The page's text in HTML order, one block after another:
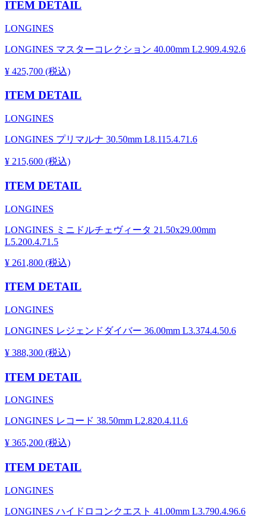
ITEM DETAIL
LONGINES
LONGINES マスターコレクション 40.00mm L2.909.4.92.6
¥ 425,700 (税込)
ITEM DETAIL
LONGINES
LONGINES プリマルナ 30.50mm L8.115.4.71.6
¥ 215,600 (税込)
ITEM DETAIL
LONGINES
LONGINES ミニドルチェヴィータ 21.50x29.00mm
L5.200.4.71.5
¥ 261,800 (税込)
ITEM DETAIL
LONGINES
LONGINES レジェンドダイバー 36.00mm L3.374.4.50.6
¥ 388,300 (税込)
ITEM DETAIL
LONGINES
LONGINES レコード 38.50mm L2.820.4.11.6
¥ 365,200 (税込)
ITEM DETAIL
LONGINES
LONGINES ハイドロコンクエスト 41.00mm L3.790.4.96.6